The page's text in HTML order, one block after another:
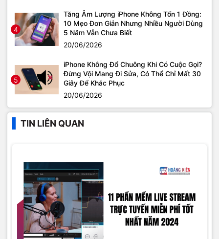
4
Tăng Âm Lượng iPhone Không Tốn 1 Đồng:
10 Mẹo Đơn Giản Nhưng Nhiều Người Dùng
5 Năm Vẫn Chưa Biết
20/06/2026
5
iPhone Không Đổ Chuông Khi Có Cuộc Gọi?
Đừng Vội Mang Đi Sửa, Có Thể Chỉ Mất 30
Giây Để Khắc Phục
20/06/2026
TIN LIÊN QUAN